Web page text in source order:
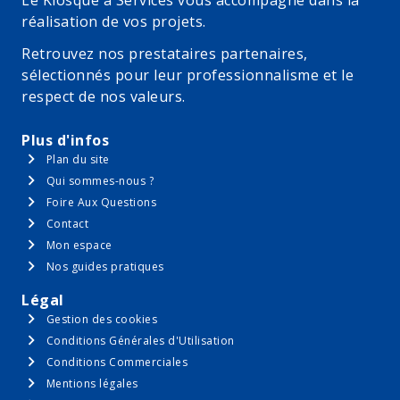
pour réparer soi-même ses appareils
Depuis le 1er Janvier 2021, 5 catégories de produits ont
pour obligation de mettre à disposition du
consommateur une note indiquant l’indice de
réalisation de vos projets.
Retrouvez nos prestataires partenaires,
sélectionnés pour leur professionnalisme et le
respect de nos valeurs.
Plus d'infos
Plan du site
Qui sommes-nous ?
Foire Aux Questions
Contact
Mon espace
Nos guides pratiques
Légal
Gestion des cookies
Conditions Générales d'Utilisation
Conditions Commerciales
Mentions légales